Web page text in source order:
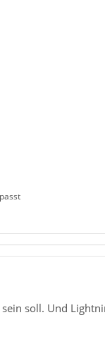
soll. Und